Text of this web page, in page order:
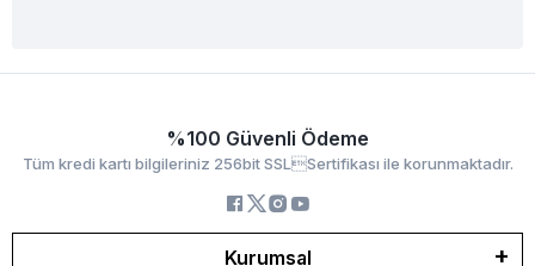
%100 Güvenli Ödeme
Tüm kredi kartı bilgileriniz 256bit SSLSertifikası ile korunmaktadır.
Kurumsal